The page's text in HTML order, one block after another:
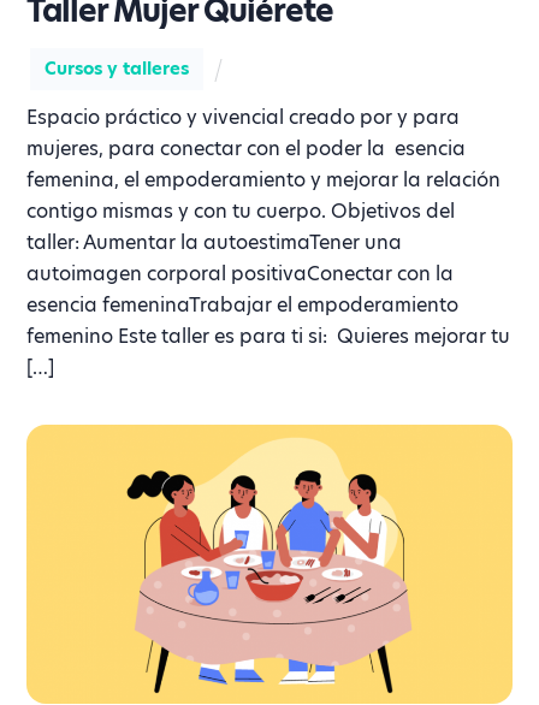
Taller Mujer Quiérete
Cursos y talleres
Espacio práctico y vivencial creado por y para
mujeres, para conectar con el poder la esencia
femenina, el empoderamiento y mejorar la relación
contigo mismas y con tu cuerpo. Objetivos del
taller: Aumentar la autoestimaTener una
autoimagen corporal positivaConectar con la
esencia femeninaTrabajar el empoderamiento
femenino Este taller es para ti si: Quieres mejorar tu
[…]